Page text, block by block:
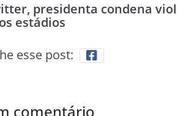
presidenta condena viol
estádios
esse post:
comentário